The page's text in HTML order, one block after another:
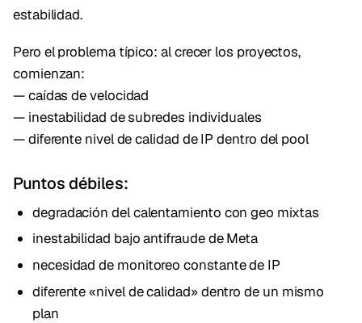
estabilidad.
Pero el problema típico: al crecer los proyectos,
comienzan:
— caídas de velocidad
— inestabilidad de subredes individuales
— diferente nivel de calidad de IP dentro del pool
Puntos débiles:
degradación del calentamiento con geo mixtas
inestabilidad bajo antifraude de Meta
necesidad de monitoreo constante de IP
diferente «nivel de calidad» dentro de un mismo
plan